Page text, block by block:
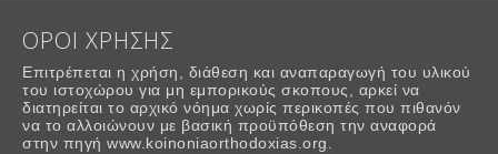
ΟΡΟΙ ΧΡΗΣΗΣ
Επιτρέπεται η χρήση, διάθεση και αναπαραγωγή του υλικού
του ιστοχώρου για μη εμπορικούς σκοπους, αρκεί να
διατηρείται το αρχικό νόημα χωρίς περικοπές που πιθανόν
να το αλλοιώνουν με βασική προϋπόθεση την αναφορά
στην πηγή www.koinoniaorthodoxias.org.